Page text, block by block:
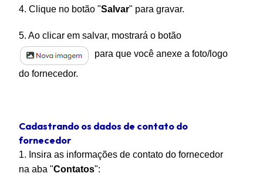
4. Clique no botão "Salvar" para gravar.
5. Ao clicar em salvar, mostrará o botão
para que você anexe a foto/logo
do fornecedor.
Cadastrando os dados de contato do
fornecedor
1. Insira as informações de contato do fornecedor
na aba "Contatos":